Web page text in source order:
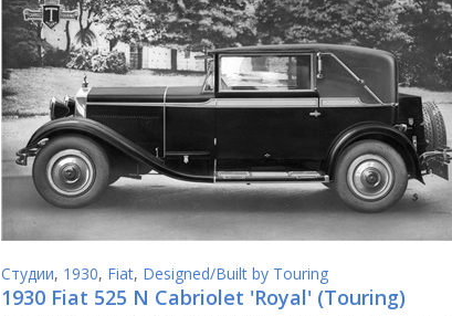
Студии, 1930, Fiat, Designed/Built by Touring
1930 Fiat 525 N Cabriolet 'Royal' (Touring)